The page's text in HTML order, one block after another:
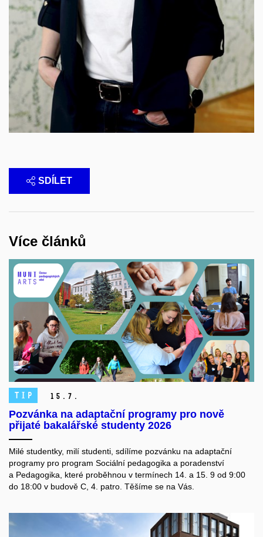
SDÍLET
Více článků
TIP 15. 7.
Pozvánka na adaptační programy pro nově
přijaté bakalářské studenty 2026
Milé studentky, milí studenti, sdílíme pozvánku na adaptační
programy pro program Sociální pedagogika a poradenství
a Pedagogika, které proběhnou v termínech 14. a 15. 9 od 9:00
do 18:00 v budově C, 4. patro. Těšíme se na Vás.